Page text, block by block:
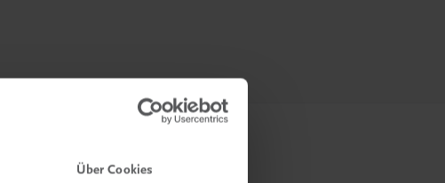
Über Cookies